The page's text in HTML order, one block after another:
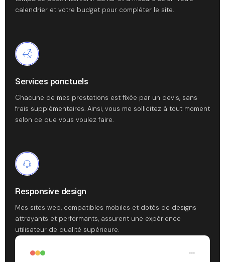
calendrier et votre budget pour compléter le site.
Services ponctuels
Chacune de mes prestations est fixée par un devis, sans
frais supplémentaires. Ainsi, vous me sollicitez à tout moment
selon ce que vous voulez faire.
Responsive design
Mes sites web, compatibles mobiles et dotés de designs
attrayants et performants, assurent une expérience
utilisateur de qualité supérieure.